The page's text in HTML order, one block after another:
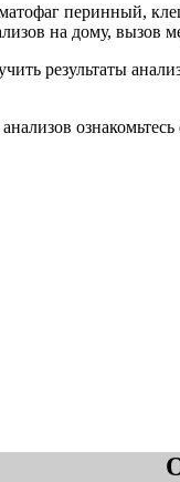
перинный,
на дому, вызов
результаты